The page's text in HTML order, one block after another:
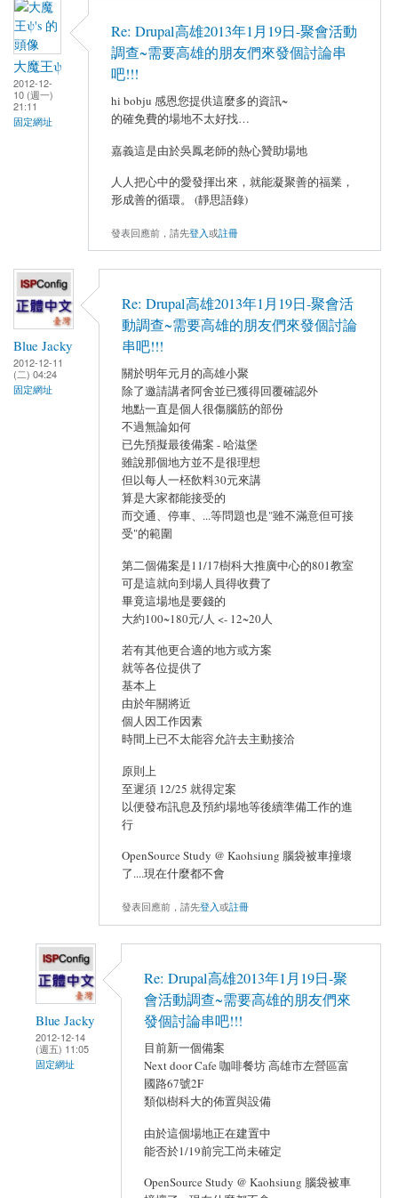
大魔王ψ
2012-12-
10 (週一)
21:11
固定網址
Re: Drupal高雄2013年1月19日-聚會活動
調查~需要高雄的朋友們來發個討論串
吧!!!
hi bobju 感恩您提供這麼多的資訊~
的確免費的場地不太好找…
嘉義這是由於吳鳳老師的熱心贊助場地
人人把心中的愛發揮出來，就能凝聚善的福業，
形成善的循環。 (靜思語錄)
發表回應前，請先登入或註冊
Blue Jacky
2012-12-11
(二) 04:24
固定網址
Re: Drupal高雄2013年1月19日-聚會活
動調查~需要高雄的朋友們來發個討論
串吧!!!
關於明年元月的高雄小聚
除了邀請講者阿舍並已獲得回覆確認外
地點一直是個人很傷腦筋的部份
不過無論如何
已先預擬最後備案 - 哈滋堡
雖說那個地方並不是很理想
但以每人一柸飲料30元來講
算是大家都能接受的
而交通、停車、...等問題也是"雖不滿意但可接
受"的範圍
第二個備案是11/17樹科大推廣中心的801教室
可是這就向到場人員得收費了
畢竟這場地是要錢的
大約100~180元/人 <- 12~20人
若有其他更合適的地方或方案
就等各位提供了
基本上
由於年關將近
個人因工作因素
時間上已不太能容允許去主動接洽
原則上
至遲須 12/25 就得定案
以便發布訊息及預約場地等後續準備工作的進
行
OpenSource Study @ Kaohsiung 腦袋被車撞壞
了....現在什麼都不會
發表回應前，請先登入或註冊
Blue Jacky
2012-12-14
(週五) 11:05
固定網址
Re: Drupal高雄2013年1月19日-聚
會活動調查~需要高雄的朋友們來
發個討論串吧!!!
目前新一個備案
Next door Cafe 咖啡餐坊 高雄市左營區富
國路67號2F
類似樹科大的佈置與設備
由於這個場地正在建置中
能否於1/19前完工尚未確定
OpenSource Study @ Kaohsiung 腦袋被車